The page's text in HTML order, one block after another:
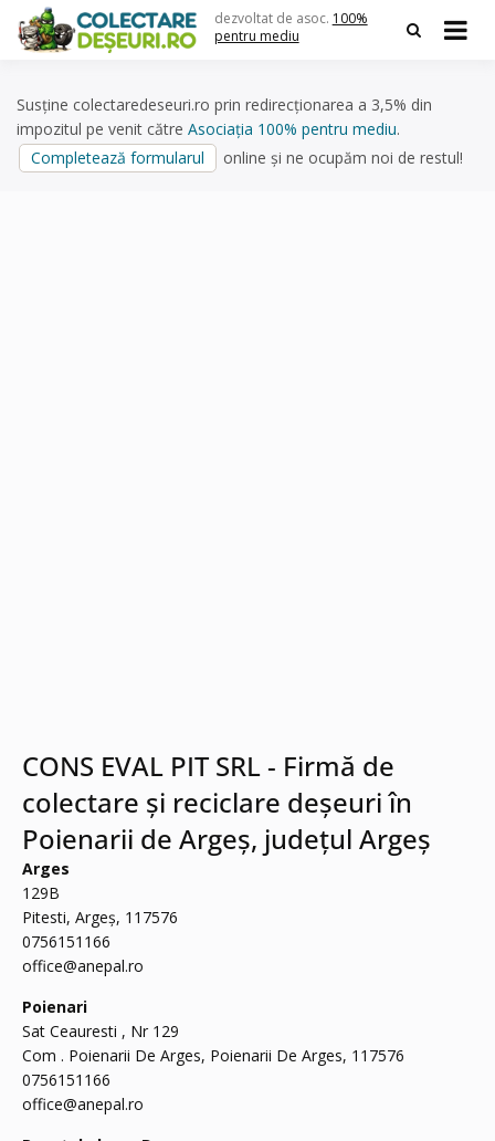
content
dezvoltat de asoc. 100%
pentru mediu
Susține colectaredeseuri.ro prin redirecționarea a 3,5% din
impozitul pe venit către Asociația 100% pentru mediu.
Completează formularul
online și ne ocupăm noi de restul!
CONS EVAL PIT SRL - Firmă de
colectare și reciclare deșeuri în
Poienarii de Argeș, județul Argeș
Arges
129B
Pitesti, Argeș, 117576
0756151166
office@anepal.ro
Poienari
Sat Ceauresti , Nr 129
Com . Poienarii De Arges, Poienarii De Arges, 117576
0756151166
office@anepal.ro